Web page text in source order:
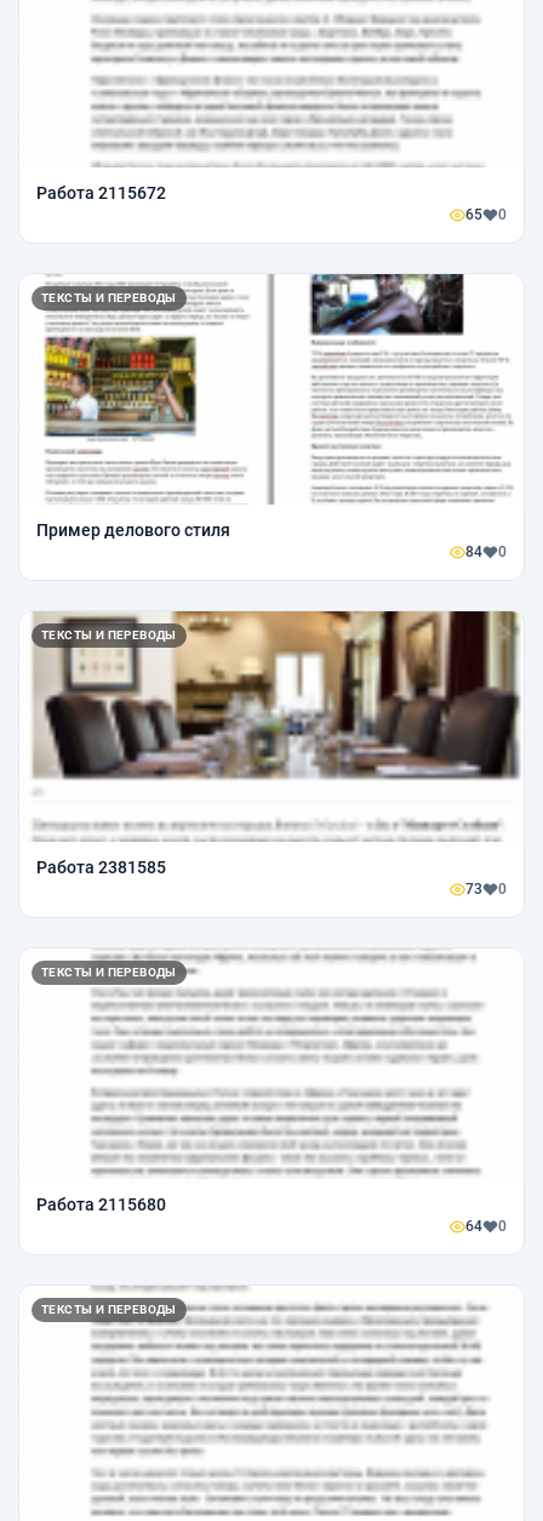
Работа 2115672
65 0
ТЕКСТЫ И ПЕРЕВОДЫ
Пример делового стиля
84 0
ТЕКСТЫ И ПЕРЕВОДЫ
Работа 2381585
73 0
ТЕКСТЫ И ПЕРЕВОДЫ
Работа 2115680
64 0
ТЕКСТЫ И ПЕРЕВОДЫ